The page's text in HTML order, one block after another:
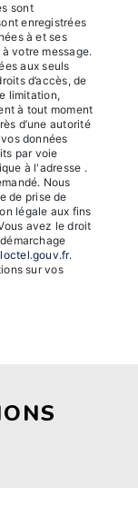
sont
enregistrées
à et ses
votre message.
aux seuls
d’accès, de
limitation,
à tout moment
d’une autorité
données
par voie
à l'adresse .
Nous
de prise de
légale aux fins
avez le droit
.
sur vos